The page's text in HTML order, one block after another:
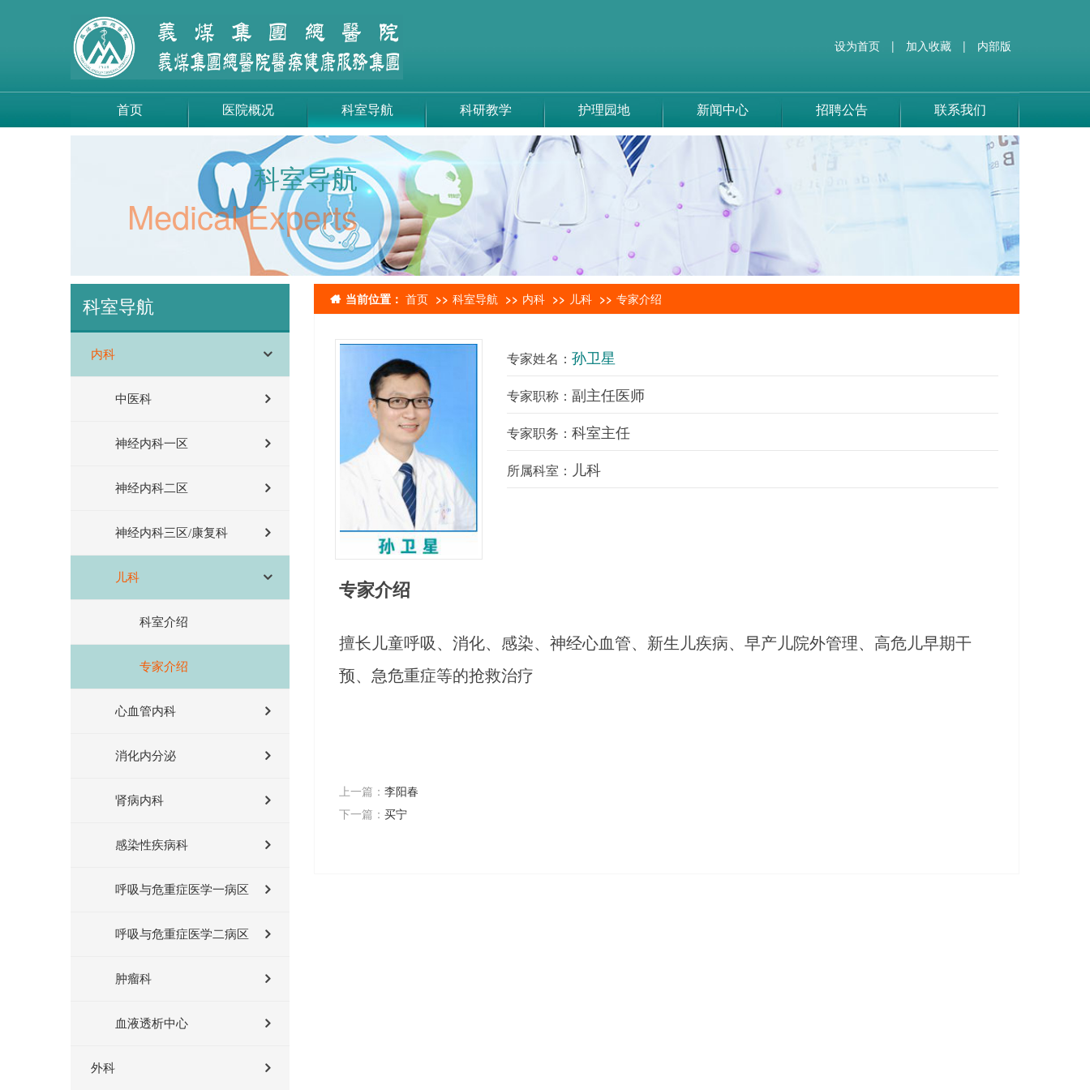
设为首页 | 加入收藏 | 内部版
首页 医院概况 科室导航 科研教学 护理园地 新闻中心 招聘公告 联系我们
科室导航
Medical Experts
科室导航
内科
中医科
神经内科一区
神经内科二区
神经内科三区/康复科
儿科
科室介绍
专家介绍
心血管内科
消化内分泌
肾病内科
感染性疾病科
呼吸与危重症医学一病区
呼吸与危重症医学二病区
肿瘤科
血液透析中心
外科
当前位置： 首页 科室导航 内科 儿科 专家介绍
专家姓名： 孙卫星
专家职称： 副主任医师
专家职务： 科室主任
所属科室： 儿科
专家介绍
擅长儿童呼吸、消化、感染、神经心血管、新生儿疾病、早产儿院外管理、高危儿早期干
预、急危重症等的抢救治疗
上一篇： 李阳春
下一篇： 买宁